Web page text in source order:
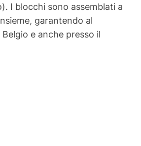
I blocchi sono assemblati a
garantendo al
e anche presso il